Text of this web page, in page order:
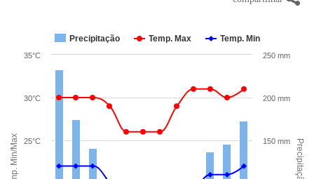
Temp. Min/Max Precipitação
Precipitação Temp. Max Temp. Min
25°C
30°C
35°C
150 mm
200 mm
250 mm